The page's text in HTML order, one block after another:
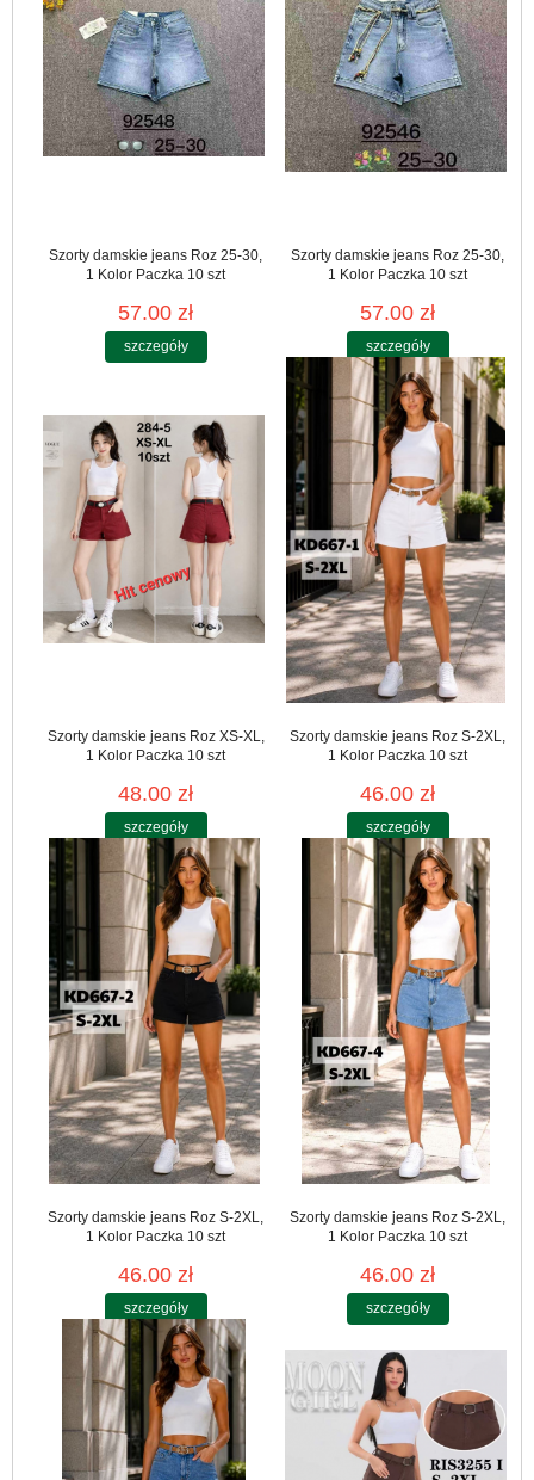
Szorty damskie jeans Roz 25-30,
1 Kolor Paczka 10 szt
57.00 zł
szczegóły
Szorty damskie jeans Roz 25-30,
1 Kolor Paczka 10 szt
57.00 zł
szczegóły
Szorty damskie jeans Roz XS-XL,
1 Kolor Paczka 10 szt
48.00 zł
szczegóły
Szorty damskie jeans Roz S-2XL,
1 Kolor Paczka 10 szt
46.00 zł
szczegóły
Szorty damskie jeans Roz S-2XL,
1 Kolor Paczka 10 szt
46.00 zł
szczegóły
Szorty damskie jeans Roz S-2XL,
1 Kolor Paczka 10 szt
46.00 zł
szczegóły